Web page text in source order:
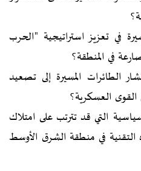
في تعزيز استراتيجية "الحرب
في المنطقة؟
الطائرات المسيرة إلى تصعيد
القوى العسكرية؟
التي قد تترتب على امتلاك
التقنية في منطقة الشرق الأوسط